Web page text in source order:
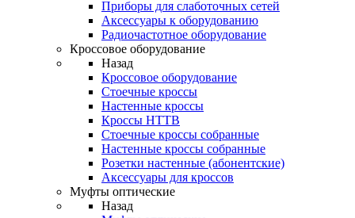
Приборы для слаботочных сетей
Аксессуары к оборудованию
Радиочастотное оборудование
Кроссовое оборудование
Назад
Кроссовое оборудование
Стоечные кроссы
Настенные кроссы
Кроссы HTTB
Стоечные кроссы собранные
Настенные кроссы собранные
Розетки настенные (абонентские)
Аксессуары для кроссов
Муфты оптические
Назад